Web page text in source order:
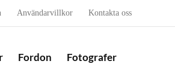
Användarvillkor Kontakta oss
Fordon Fotografer